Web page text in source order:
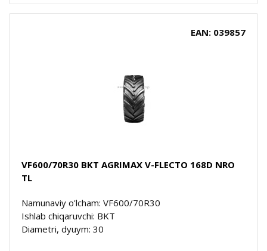
EAN: 039857
VF600/70R30 BKT AGRIMAX V-FLECTO 168D NRO
TL
Namunaviy o'lcham: VF600/70R30
Ishlab chiqaruvchi: BKT
Diametri, dyuym: 30